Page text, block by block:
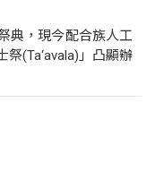
典，現今配合族人工
(Ta‘avala)」凸顯辦